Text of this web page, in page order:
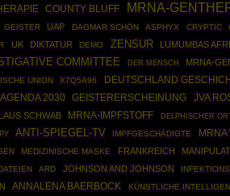
COUNTY BLUFF MRNA-
GEISTER UAP DAGMAR SCHÖN ASPHYX CRYPTIC
UK DIKTATUR DEMO ZENSUR LUMUMBAS
COMMITTEE DER MENSCH MRNA-
UNION X7Q5A96 DEUTSCHLAND
AGENDA 2030 GEISTERERSCHEINUNG JVA
SCHWAB MRNA-IMPFSTOFF DELPHISCHER
ANTI-SPIEGEL-TV IMPFGESCHÄDIGTE MRNA
MEDIZINISCHE MASKE FRANKREICH
ARD JOHNSON AND JOHNSON
ANNALENA BAERBOCK KÜNSTLICHE